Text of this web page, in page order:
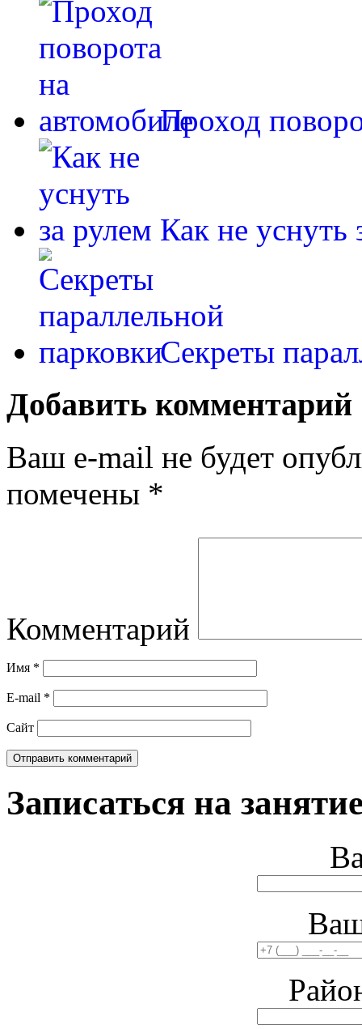
Проход
Как не уснуть
Секреты
Добавить комментарий
Ваш e-mail не будет
помечены *
Комментарий
Имя *
E-mail *
Сайт
Записаться на